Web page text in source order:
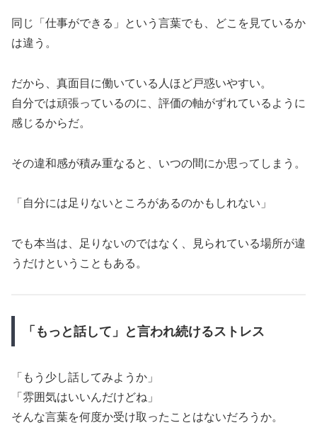
同じ「仕事ができる」という言葉でも、どこを見ているか
は違う。
だから、真面目に働いている人ほど戸惑いやすい。
自分では頑張っているのに、評価の軸がずれているように
感じるからだ。
その違和感が積み重なると、いつの間にか思ってしまう。
「自分には足りないところがあるのかもしれない」
でも本当は、足りないのではなく、見られている場所が違
うだけということもある。
「もっと話して」と言われ続けるストレス
「もう少し話してみようか」
「雰囲気はいいんだけどね」
そんな言葉を何度か受け取ったことはないだろうか。